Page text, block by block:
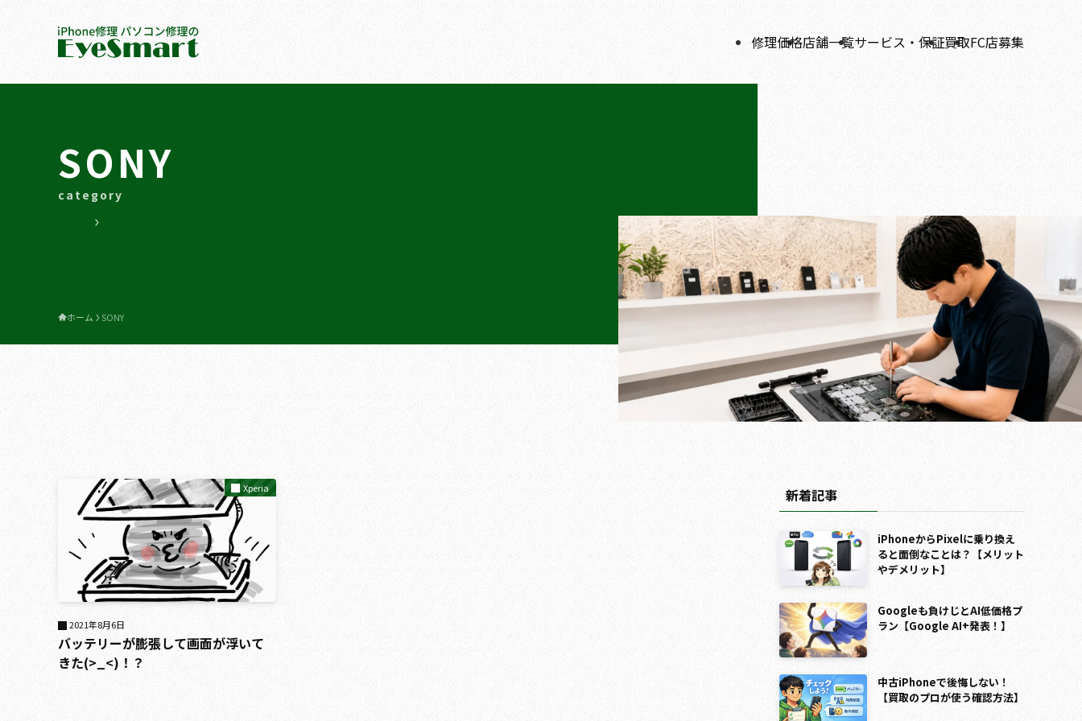
修理価格店舗一覧サービス・保証買取FC店募集
SONY
category
ホーム SONY
Xperia
バッテリーが膨張して画面が浮いて
きた(>_<)！？
2021年8月6日
新着記事
iPhoneからPixelに乗り換え
ると面倒なことは？【メリット
やデメリット】
Googleも負けじとAI低価格プ
ラン【Google AI+発表！】
中古iPhoneで後悔しない！
【買取のプロが使う確認方法】